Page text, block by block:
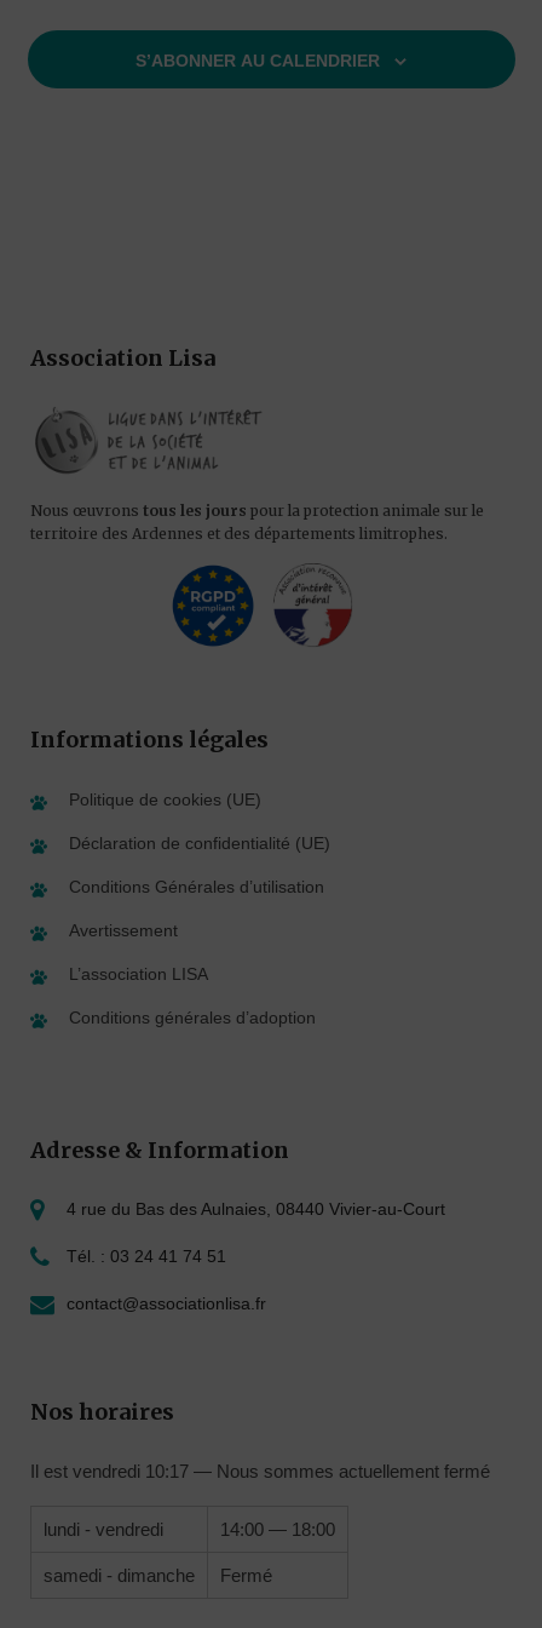
S’ABONNER AU CALENDRIER
Association Lisa
Nous œuvrons tous les jours pour la protection animale sur le
territoire des Ardennes et des départements limitrophes.
Informations légales
Politique de cookies (UE)
Déclaration de confidentialité (UE)
Conditions Générales d’utilisation
Avertissement
L’association LISA
Conditions générales d’adoption
Adresse & Information
4 rue du Bas des Aulnaies, 08440 Vivier-au-Court
Tél. : 03 24 41 74 51
contact@associationlisa.fr
Nos horaires
Il est vendredi 10:17 — Nous sommes actuellement fermé
lundi - vendredi 14:00 — 18:00
samedi - dimanche Fermé